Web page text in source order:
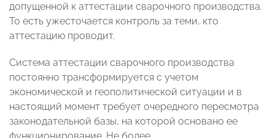
допущенной к аттестации сварочного производства.
То есть ужесточается контроль за теми, кто
аттестацию проводит.
Система аттестации сварочного производства
постоянно трансформируется с учетом
экономической и геополитической ситуации и в
настоящий момент требует очередного пересмотра
законодательной базы, на которой основано ее